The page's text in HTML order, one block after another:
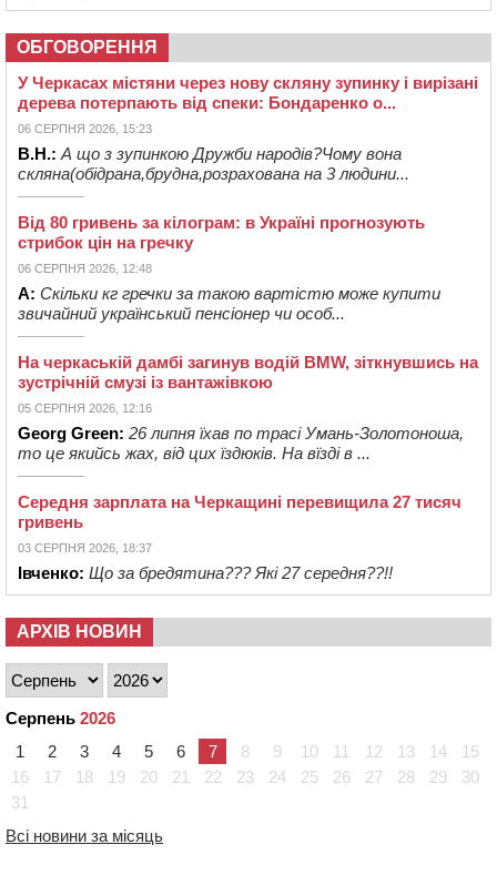
ОБГОВОРЕННЯ
У Черкасах містяни через нову скляну зупинку і вирізані
дерева потерпають від спеки: Бондаренко о...
06 СЕРПНЯ 2026, 15:23
В.Н.: А що з зупинкою Дружби народів?Чому вона
скляна(обідрана,брудна,розрахована на 3 людини...
Від 80 гривень за кілограм: в Україні прогнозують
стрибок цін на гречку
06 СЕРПНЯ 2026, 12:48
А: Скільки кг гречки за такою вартістю може купити
звичайний український пенсіонер чи особ...
На черкаській дамбі загинув водій BMW, зіткнувшись на
зустрічній смузі із вантажівкою
05 СЕРПНЯ 2026, 12:16
Georg Green: 26 липня їхав по трасі Умань-Золотоноша,
то це якийсь жах, від цих їздюків. На вїзді в ...
Середня зарплата на Черкащині перевищила 27 тисяч
гривень
03 СЕРПНЯ 2026, 18:37
Івченко: Що за бредятина??? Які 27 середня??!!
АРХІВ НОВИН
Серпень 2026
1
2 3 4 5 6 7 8 9 10 11 12 13 14
15
16
17 18 19 20 21 22 23 24 25 26 27 28 29
30
31
Всі новини за місяць